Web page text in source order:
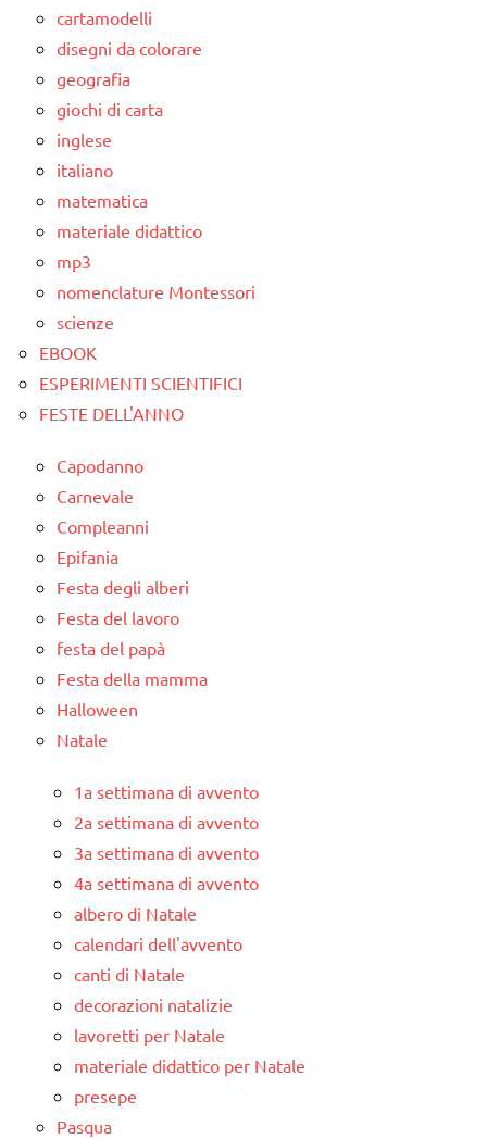
cartamodelli
disegni da colorare
geografia
giochi di carta
inglese
italiano
matematica
materiale didattico
mp3
nomenclature Montessori
scienze
EBOOK
ESPERIMENTI SCIENTIFICI
FESTE DELL'ANNO
Capodanno
Carnevale
Compleanni
Epifania
Festa degli alberi
Festa del lavoro
festa del papà
Festa della mamma
Halloween
Natale
1a settimana di avvento
2a settimana di avvento
3a settimana di avvento
4a settimana di avvento
albero di Natale
calendari dell'avvento
canti di Natale
decorazioni natalizie
lavoretti per Natale
materiale didattico per Natale
presepe
Pasqua